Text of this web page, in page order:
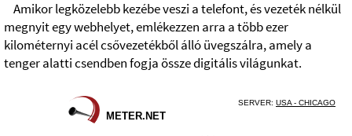
Amikor legközelebb kezébe veszi a telefont, és vezeték nélkül
megnyit egy webhelyet, emlékezzen arra a több ezer
kilométernyi acél csővezetékből álló üvegszálra, amely a
tenger alatti csendben fogja össze digitális világunkat.